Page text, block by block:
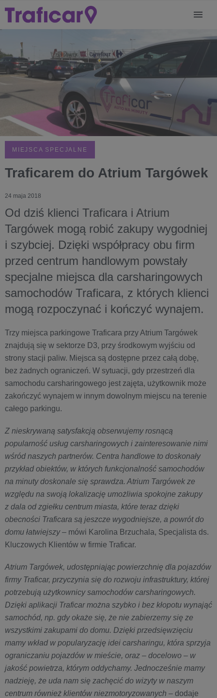
MIEJSCA SPECJALNE
Traficarem do Atrium Targówek
24 maja 2018
Od dziś klienci Traficara i Atrium
Targówek mogą robić zakupy wygodniej
i szybciej. Dzięki współpracy obu firm
przed centrum handlowym powstały
specjalne miejsca dla carsharingowych
samochodów Traficara, z których klienci
mogą rozpoczynać i kończyć wynajem.
Trzy miejsca parkingowe Traficara przy Atrium Targówek
znajdują się w sektorze D3, przy środkowym wyjściu od
strony stacji paliw. Miejsca są dostępne przez całą dobę,
bez żadnych ograniczeń. W sytuacji, gdy przestrzeń dla
samochodu carsharingowego jest zajęta, użytkownik może
zakończyć wynajem w innym dowolnym miejscu na terenie
całego parkingu.
Z nieskrywaną satysfakcją obserwujemy rosnącą
popularność usług carsharingowych i zainteresowanie nimi
wśród naszych partnerów. Centra handlowe to doskonały
przykład obiektów, w których funkcjonalność samochodów
na minuty doskonale się sprawdza. Atrium Targówek ze
względu na swoją lokalizację umożliwia spokojne zakupy
z dala od zgiełku centrum miasta, które teraz dzięki
obecności Traficara są jeszcze wygodniejsze, a powrót do
domu łatwiejszy– mówi Karolina Brzuchala, Specjalista ds.
Kluczowych Klientów w firmie Traficar.
Atrium Targówek, udostępniając powierzchnię dla pojazdów
firmy Traficar, przyczynia się do rozwoju infrastruktury, której
potrzebują użytkownicy samochodów carsharingowych.
Dzięki aplikacji Traficar można szybko i bez kłopotu wynająć
samochód, np. gdy okaże się, że nie zabierzemy się ze
wszystkimi zakupami do domu. Dzięki przedsięwzięciu
mamy wkład w popularyzację idei carsharingu, która sprzyja
ograniczaniu pojazdów w mieście, oraz – docelowo – w
jakość powietrza, którym oddychamy. Jednocześnie mamy
nadzieję, że uda nam się zachęcić do wizyty w naszym
centrum również klientów niezmotoryzowanych – dodaje